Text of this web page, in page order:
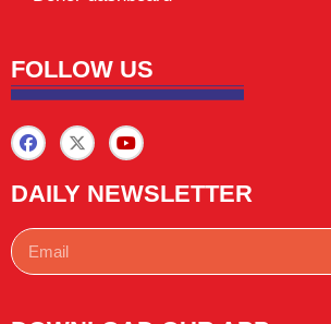
FOLLOW US
DAILY NEWSLETTER